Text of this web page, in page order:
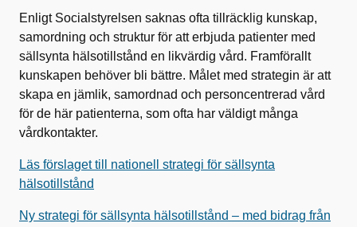
Enligt Socialstyrelsen saknas ofta tillräcklig kunskap,
samordning och struktur för att erbjuda patienter med
sällsynta hälsotillstånd en likvärdig vård. Framförallt
kunskapen behöver bli bättre. Målet med strategin är att
skapa en jämlik, samordnad och personcentrerad vård
för de här patienterna, som ofta har väldigt många
vårdkontakter.
Läs förslaget till nationell strategi för sällsynta
hälsotillstånd
Ny strategi för sällsynta hälsotillstånd – med bidrag från